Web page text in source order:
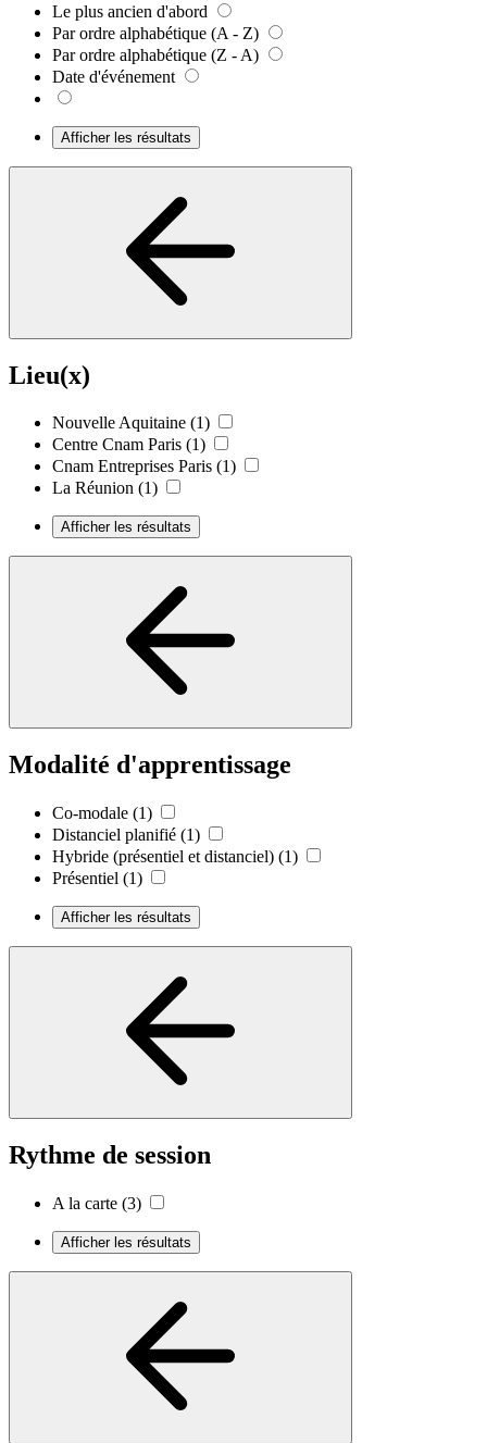
Le plus ancien d'abord
Par ordre alphabétique (A - Z)
Par ordre alphabétique (Z - A)
Date d'événement
Afficher les résultats
Lieu(x)
Nouvelle Aquitaine (1)
Centre Cnam Paris (1)
Cnam Entreprises Paris (1)
La Réunion (1)
Afficher les résultats
Modalité d'apprentissage
Co-modale (1)
Distanciel planifié (1)
Hybride (présentiel et distanciel) (1)
Présentiel (1)
Afficher les résultats
Rythme de session
A la carte (3)
Afficher les résultats